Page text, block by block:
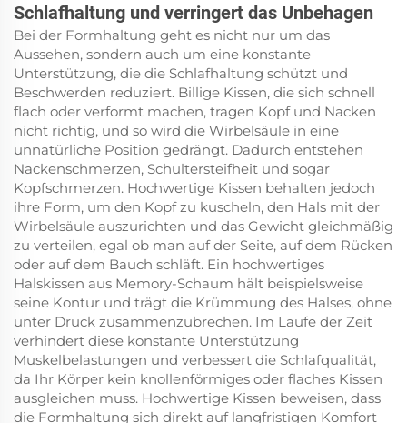
Schlafhaltung und verringert das Unbehagen
Bei der Formhaltung geht es nicht nur um das
Aussehen, sondern auch um eine konstante
Unterstützung, die die Schlafhaltung schützt und
Beschwerden reduziert. Billige Kissen, die sich schnell
flach oder verformt machen, tragen Kopf und Nacken
nicht richtig, und so wird die Wirbelsäule in eine
unnatürliche Position gedrängt. Dadurch entstehen
Nackenschmerzen, Schultersteifheit und sogar
Kopfschmerzen. Hochwertige Kissen behalten jedoch
ihre Form, um den Kopf zu kuscheln, den Hals mit der
Wirbelsäule auszurichten und das Gewicht gleichmäßig
zu verteilen, egal ob man auf der Seite, auf dem Rücken
oder auf dem Bauch schläft. Ein hochwertiges
Halskissen aus Memory-Schaum hält beispielsweise
seine Kontur und trägt die Krümmung des Halses, ohne
unter Druck zusammenzubrechen. Im Laufe der Zeit
verhindert diese konstante Unterstützung
Muskelbelastungen und verbessert die Schlafqualität,
da Ihr Körper kein knollenförmiges oder flaches Kissen
ausgleichen muss. Hochwertige Kissen beweisen, dass
die Formhaltung sich direkt auf langfristigen Komfort